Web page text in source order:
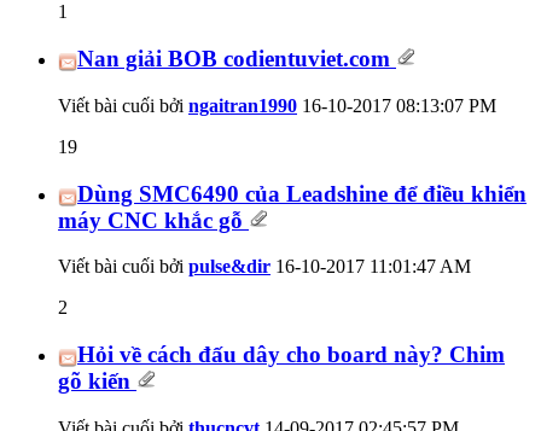
1
Nan giải BOB codientuviet.com
Viết bài cuối bởi ngaitran1990 16-10-2017 08:13:07 PM
19
Dùng SMC6490 của Leadshine để điều khiển
máy CNC khắc gỗ
Viết bài cuối bởi pulse&dir 16-10-2017 11:01:47 AM
2
Hỏi về cách đấu dây cho board này? Chim
gõ kiến